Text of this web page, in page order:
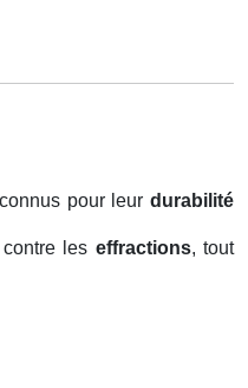
pour leurdurabilité
les effractions, tout